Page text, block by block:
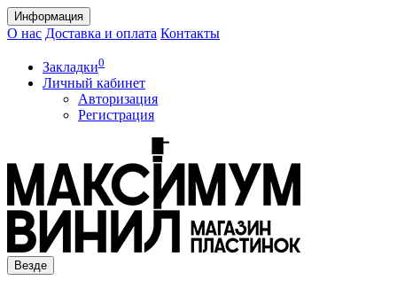
Информация
О нас Доставка и оплата Контакты
Закладки0
Личный кабинет
Авторизация
Регистрация
Везде